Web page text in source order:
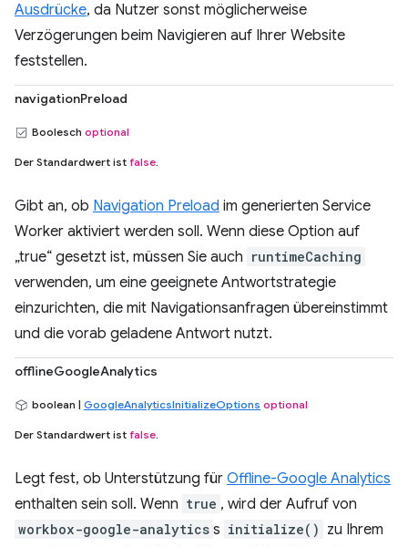
Ausdrücke, da Nutzer sonst möglicherweise
Verzögerungen beim Navigieren auf Ihrer Website
feststellen.
navigationPreload
Boolesch optional
Der Standardwert ist false.
Gibt an, ob Navigation Preload im generierten Service
Worker aktiviert werden soll. Wenn diese Option auf
„true“ gesetzt ist, müssen Sie auch runtimeCaching
verwenden, um eine geeignete Antwortstrategie
einzurichten, die mit Navigationsanfragen übereinstimmt
und die vorab geladene Antwort nutzt.
offlineGoogleAnalytics
boolean | GoogleAnalyticsInitializeOptions optional
Der Standardwert ist false.
Legt fest, ob Unterstützung für Offline-Google Analytics
enthalten sein soll. Wenn true , wird der Aufruf von
workbox-google-analytics s initialize() zu Ihrem